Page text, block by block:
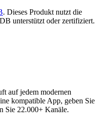
. Dieses Produkt nutzt die
unterstützt oder zertifiziert.
auf jedem modernen
kompatible App, geben Sie
Sie 22.000+ Kanäle.